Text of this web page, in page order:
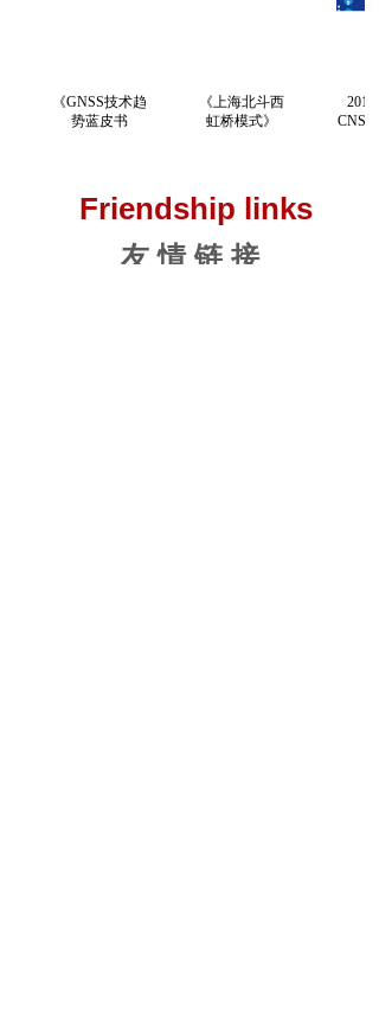
《GNSS技术趋
势蓝皮书
《上海北斗西
虹桥模式》
2019/
CNSS
Friendship links
友 情 链 接